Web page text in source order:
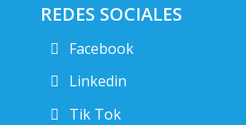
REDES SOCIALES
Facebook
Linkedin
Tik Tok